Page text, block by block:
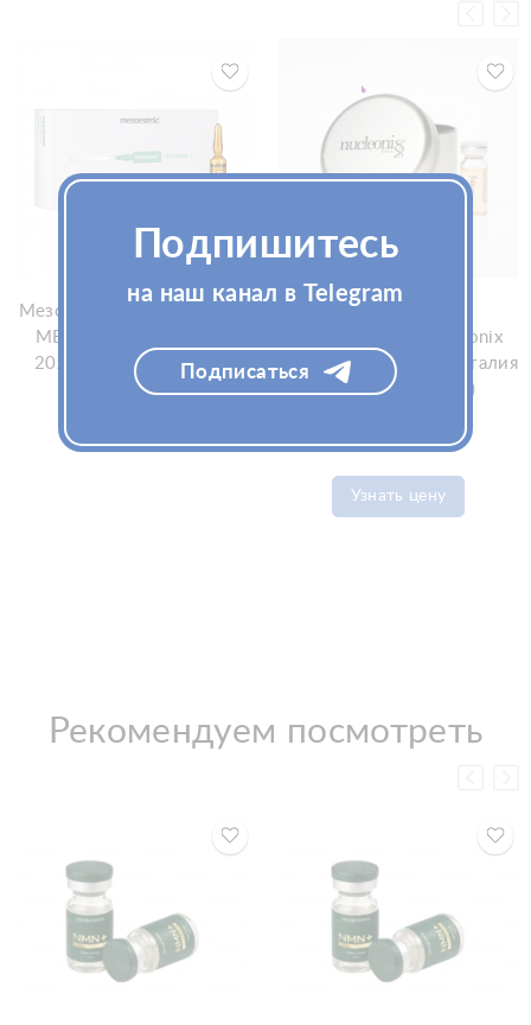
Мезопрепарат Mesoestetic
MESOHYAL VITAMIN C
20х5мл (Мезоэстетик)
Мезококтейль
PROMOITALIA Nucleonix
DNA 1х10мл (Промоиталия
Нуклеоникс ДНА)
Узнать цену
Рекомендуем посмотреть
Подпишитесь
на наш канал в Telegram
Подписаться